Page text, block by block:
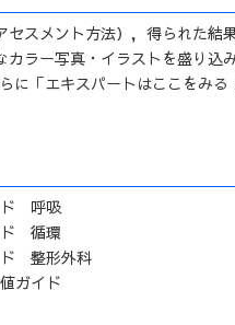
スメント方法），得られた
ラー写真・イラストを盛り込
に「エキスパートはここをみ
ド 呼吸
ド 循環
ド 整形外科
ガイド